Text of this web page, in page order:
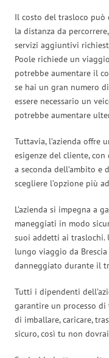
Il costo del trasloco può
la distanza da
servizi aggiuntivi
Poole richiede un
potrebbe aumentare il
se hai un gran numero
essere necessario un
potrebbe aumentare
Tuttavia, l’azienda offre
esigenze del cliente,
a seconda dell’ambito e
scegliere l’opzione più
L’azienda si impegna a
maneggiati in modo
suoi addetti ai
lungo viaggio da
danneggiato durante il
Tutti i dipendenti
garantire un processo di
di imballare, caricare,
sicuro, così tu non